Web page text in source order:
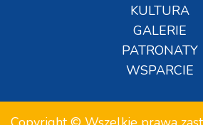
KULTURA
GALERIE
PATRONATY
WSPARCIE